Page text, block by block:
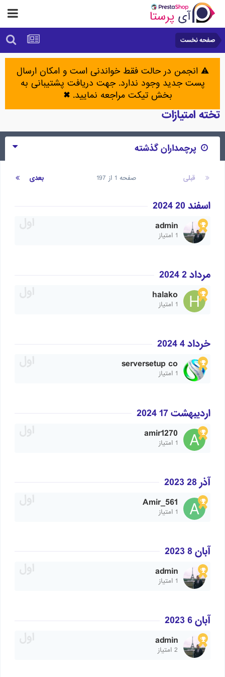
صفحه نخست
⚠️ انجمن در حالت فقط خواندنی است و امکان ارسال
پست جدید وجود ندارد. جهت دریافت پشتیبانی به
بخش تیکت مراجعه نمایید.✖
تخته امتیازات
پرچمداران گذشته
قبلی بعدی صفحه 1 از 197
اسفند 20 2024
admin
1 امتیاز
مرداد 2 2024
halako
1 امتیاز
خرداد 4 2024
serversetup co
1 امتیاز
اردیبهشت 17 2024
amir1270
1 امتیاز
آذر 28 2023
Amir_561
1 امتیاز
آبان 8 2023
admin
1 امتیاز
آبان 6 2023
admin
2 امتیاز